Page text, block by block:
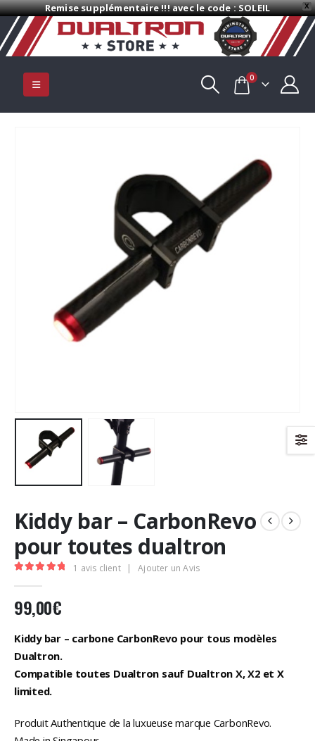
X
Remise supplémentaire !!! avec le code : SOLEIL
0
Kiddy bar – CarbonRevo
pour toutes dualtron
1 avis client | Ajouter un Avis
99,00€
Kiddy bar – carbone CarbonRevo pour tous modèles
Dualtron.
Compatible toutes Dualtron sauf Dualtron X, X2 et X
limited.
Produit Authentique de la luxueuse marque CarbonRevo.